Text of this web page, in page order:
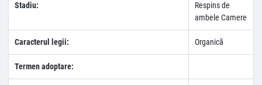
Stadiu:
Respins de
ambele Camere
Caracterul legii: Organică
Termen adoptare: